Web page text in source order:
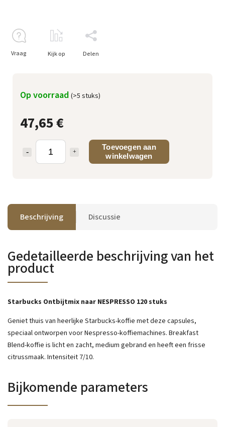
47,65 €
Toevoegen aan
winkelwagen
Op voorraad (>5 stuks)
Vraag Kijk op Delen
Beschrijving Discussie
Gedetailleerde beschrijving van het
product
Starbucks Ontbijtmix naar NESPRESSO 120 stuks
Geniet thuis van heerlijke Starbucks-koffie met deze capsules,
speciaal ontworpen voor Nespresso-koffiemachines. Breakfast
Blend-koffie is licht en zacht, medium gebrand en heeft een frisse
citrussmaak. Intensiteit 7/10.
Bijkomende parameters